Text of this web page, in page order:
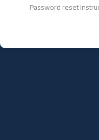
Password reset